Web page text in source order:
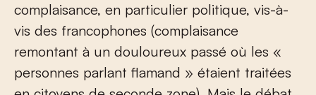
complaisance, en particulier politique, vis-à-
vis des francophones (complaisance
remontant à un douloureux passé où les «
personnes parlant flamand » étaient traitées